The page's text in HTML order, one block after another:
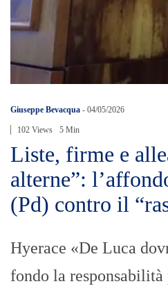
Giuseppe Bevacqua - 04/05/2026
102 Views 5 Min
Liste, firme e
alterne”:
(Pd) contro il
Hyerace «De Luca
fondo la